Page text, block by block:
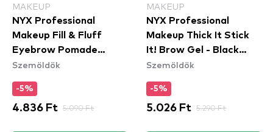
MAKEUP
NYX Professional
Makeup Fill & Fluff
Eyebrow Pomade
Pencil - Clear
Szemöldök
-5%
4.836 Ft 5.090 Ft
MAKEUP
NYX Professional
Makeup Thick It Stick
It! Brow Gel - Black
(TISI08)
Szemöldök
-5%
5.026 Ft 5.290 Ft